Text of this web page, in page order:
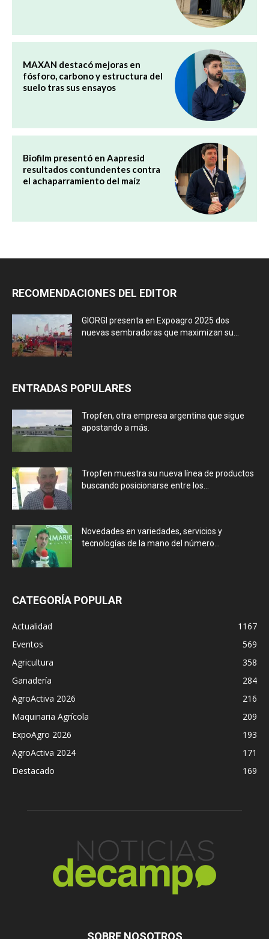
MAXAN destacó mejoras en
fósforo, carbono y estructura del
suelo tras sus ensayos
Biofilm presentó en Aapresid
resultados contundentes contra
el achaparramiento del maíz
RECOMENDACIONES DEL EDITOR
GIORGI presenta en Expoagro 2025 dos
nuevas sembradoras que maximizan su...
ENTRADAS POPULARES
Tropfen, otra empresa argentina que sigue
apostando a más.
Tropfen muestra su nueva línea de productos
buscando posicionarse entre los...
Novedades en variedades, servicios y
tecnologías de la mano del número...
CATEGORÍA POPULAR
Actualidad
1167
Eventos
569
Agricultura
358
Ganadería
284
AgroActiva 2026
216
Maquinaria Agrícola
209
ExpoAgro 2026
193
AgroActiva 2024
171
Destacado
169
SOBRE NOSOTROS